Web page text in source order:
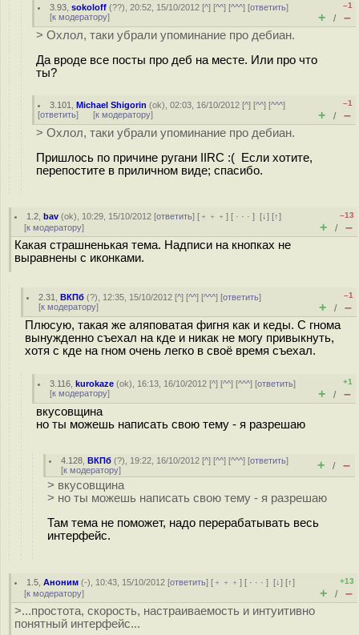
3.93 ,sokoloff (??), 20:52, 15/10/2012 [^] [^^] [^^^] [ответить]
[к модератору]
–1
+ / –
> Охлол, таки убрали упоминание про дебиан.
Да вроде все посты про деб на месте. Или про что
ты?
3.101 ,Michael Shigorin (ok), 02:03, 16/10/2012 [^] [^^] [^^^]
[ответить] [к модератору]
–1
+ / –
> Охлол, таки убрали упоминание про дебиан.
Пришлось по причине ругани IIRC :( Если хотите,
перепостите в приличном виде; спасибо.
1.2 ,bav (ok), 10:29, 15/10/2012 [ответить] [ ﹢﹢﹢] [ · · ·][↓] [↑]
[к модератору]
–13
+ / –
Какая страшненькая тема. Надписи на кнопках не
выравнены с иконками.
2.31 ,ВКПб (?), 12:35, 15/10/2012 [^] [^^] [^^^] [ответить]
[к модератору]
–1
+ / –
Плюсую, такая же аляповатая фигня как и кеды. С гнома
вынужденно съехал на кде и никак не могу привыкнуть,
хотя с кде на гном очень легко в своё время съехал.
3.116 ,kurokaze (ok), 16:13, 16/10/2012 [^] [^^] [^^^] [ответить]
[к модератору]
+1
+ / –
вкусовщина
но ты можешь написать свою тему - я разрешаю
4.128 ,ВКПб (?), 19:22, 16/10/2012 [^] [^^] [^^^] [ответить]
[к модератору] + / –
> вкусовщина
> но ты можешь написать свою тему - я разрешаю
Там тема не поможет, надо перерабатывать весь
интерфейс.
1.5 ,Аноним (-), 10:43, 15/10/2012 [ответить] [ ﹢﹢﹢] [ · · ·][↓] [↑]
[к модератору]
+13
+ / –
>...простота, скорость, настраиваемость и интуитивно
понятный интерфейс...